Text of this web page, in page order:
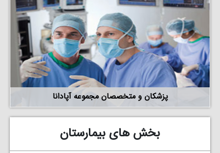
پزشکان و متخصصان مجموعه آپادانا
بخش های بیمارستان